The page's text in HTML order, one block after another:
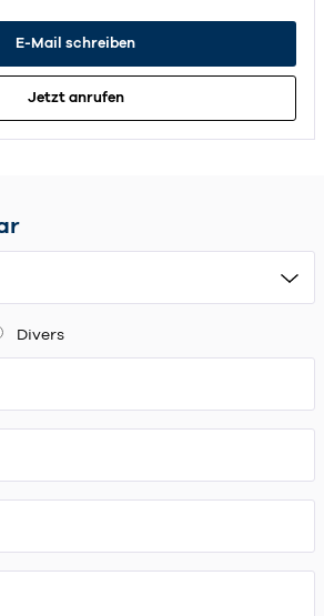
E-Mail schreiben
Jetzt anrufen
Divers